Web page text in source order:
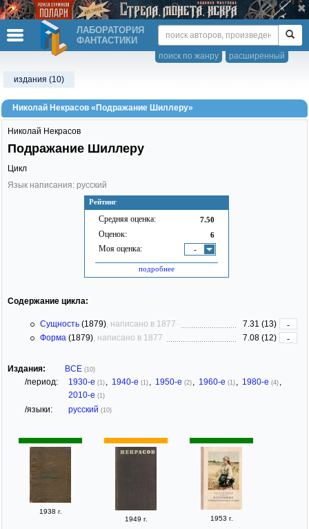
ЛАБОРАТОРИЯ
ФАНТАСТИКИ
расширенный
поиск по жанру
издания (10)
Николай Некрасов «Подражание Шиллеру»
Рейтинг
Средняя оценка: 7.50
Оценок: 6
Моя оценка: -
подробнее
Николай Некрасов
Подражание Шиллеру
Цикл
Язык написания: русский
Содержание цикла:
Сущность (1879) , написано в 1877 7.31 (13)
-
Форма (1879) , написано в 1877 7.08 (12) -
Издания: ВСЕ (10)
/период: 1930-е (1) 1940-е (1) 1950-е (2) 1960-е (1) 1980-е (4)
2010-е (1)
/языки: русский (10)
1938 г.
1949 г.
1953 г.